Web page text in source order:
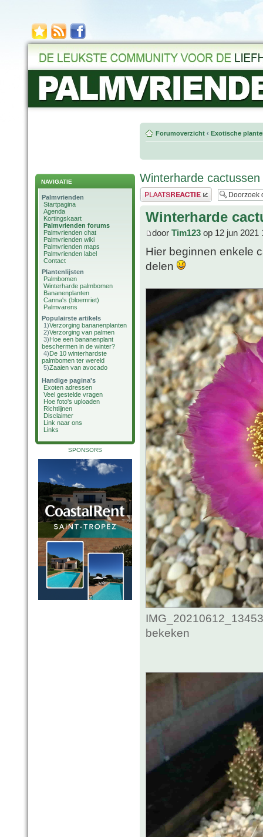
NAVIGATIE
Palmvrienden
Startpagina
Agenda
Kortingskaart
Palmvrienden forums
Palmvrienden chat
Palmvrienden wiki
Palmvrienden maps
Palmvrienden label
Contact
Plantenlijsten
Palmbomen
Winterharde palmbomen
Bananenplanten
Canna's (bloemriet)
Palmvarens
Populairste artikels
1)Verzorging bananenplanten
2)Verzorging van palmen
3)Hoe een bananenplant
beschermen in de winter?
4)De 10 winterhardste
palmbomen ter wereld
5)Zaaien van avocado
Handige pagina's
Exoten adressen
Veel gestelde vragen
Hoe foto's uploaden
Richtlijnen
Disclaimer
Link naar ons
Links
SPONSORS
Forumoverzicht ‹ Exotische
Winterharde cactussen
Plaats een reactie
Winterharde
door Tim123 op 12 jun 2021
Hier beginnen enkele
delen
bekeken